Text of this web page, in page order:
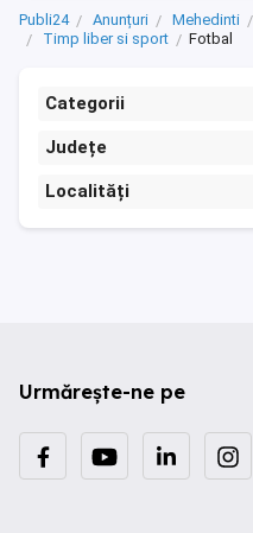
Publi24 Anunțuri Mehedinti
Timp liber si sport
Fotbal
Categorii
Județe
Localități
Urmărește-ne pe